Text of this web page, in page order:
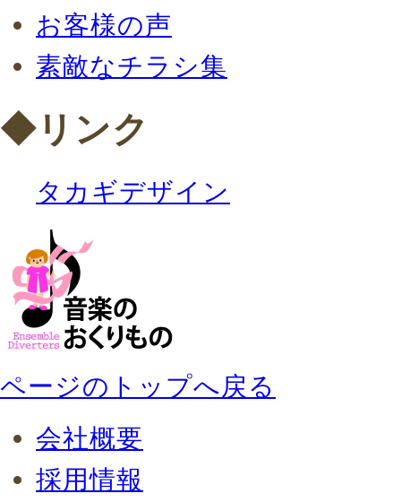
お客様の声
素敵なチラシ集
◆リンク
タカギデザイン
ページのトップへ戻る
会社概要
採用情報